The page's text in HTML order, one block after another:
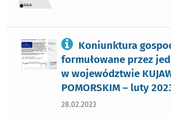
Koniunktura
formułowane przez
w województwie
POMORSKIM – luty
28.02.2023